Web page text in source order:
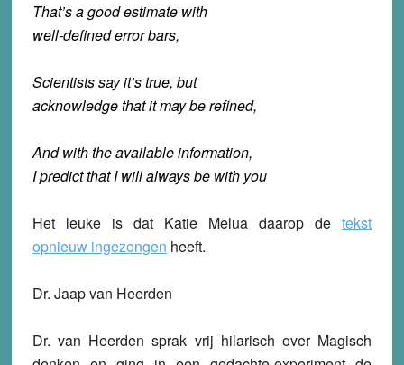
That’s a good estimate with
well-defined error bars,
Scientists say it’s true, but
acknowledge that it may be refined,
And with the available information,
I predict that I will always be with you
Het leuke is dat Katie Melua daarop detekst
opnieuw ingezongen heeft.
Dr. Jaap van Heerden
Dr. van Heerden sprak vrij hilarisch over Magisch